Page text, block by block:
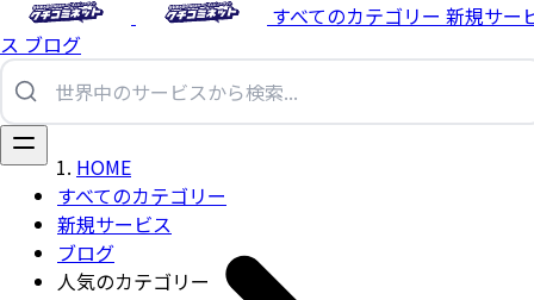
すべてのカテゴリー 新規サー
ス ブログ
すべてのカテゴリー
新規サービス
ブログ
人気のカテゴリー
HOME